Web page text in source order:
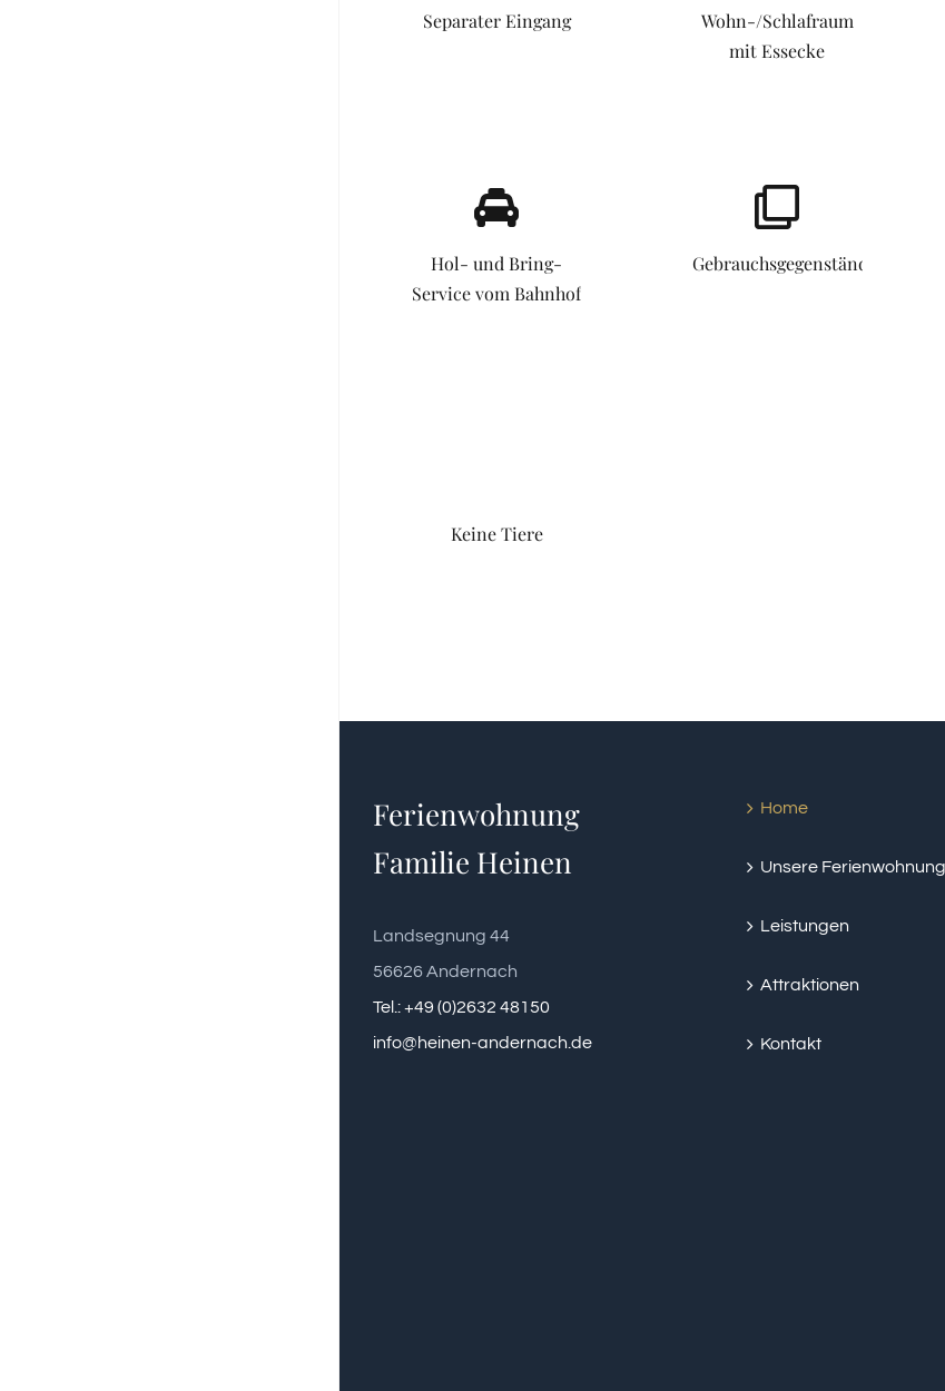
Separater Eingang
Wohn-/Schlafraum
mit Essecke
Hol- und Bring-
Service vom Bahnhof
Gebrauchsgegenstände
Keine Tiere
Ferienwohnung
Familie Heinen
Landsegnung 44
56626 Andernach
Tel.: +49 (0)2632 48150
info@heinen-andernach.de
Home
Unsere
Leistungen
Attraktionen
Kontakt